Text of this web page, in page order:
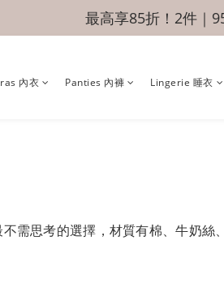
最高享85折！2件｜
內衣 Panties 內褲 Lingerie 睡衣
需思考的選擇，材質有棉、牛奶絲